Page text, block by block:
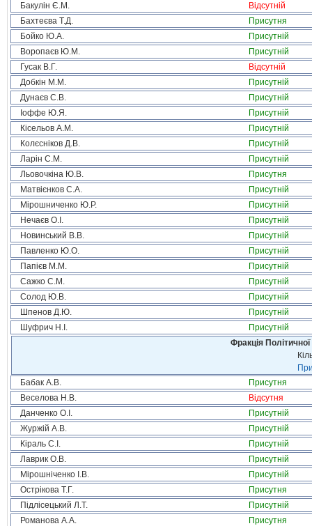
Бакулін Є.М.
Відсутній
Бахтеєва Т.Д.
Присутня
Бойко Ю.А.
Присутній
Воропаєв Ю.М.
Присутній
Гусак В.Г.
Відсутній
Добкін М.М.
Присутній
Дунаєв С.В.
Присутній
Іоффе Ю.Я.
Присутній
Кісельов А.М.
Присутній
Колєсніков Д.В.
Присутній
Ларін С.М.
Присутній
Льовочкіна Ю.В.
Присутня
Матвієнков С.А.
Присутній
Мірошниченко Ю.Р.
Присутній
Нечаєв О.І.
Присутній
Новинський В.В.
Присутній
Павленко Ю.О.
Присутній
Папієв М.М.
Присутній
Сажко С.М.
Присутній
Солод Ю.В.
Присутній
Шпенов Д.Ю.
Присутній
Шуфрич Н.І.
Присутній
Фракція
Бабак А.В.
Присутня
Веселова Н.В.
Відсутня
Данченко О.І.
Присутній
Журжій А.В.
Присутній
Кіраль С.І.
Присутній
Лаврик О.В.
Присутній
Мірошніченко І.В.
Присутній
Острікова Т.Г.
Присутня
Підлісецький Л.Т.
Присутній
Романова А.А.
Присутня